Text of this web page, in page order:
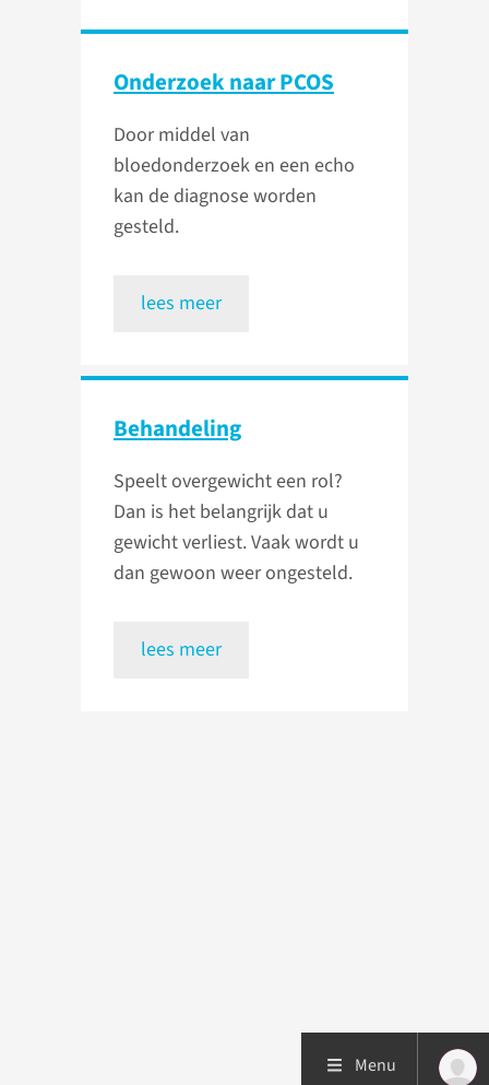
Onderzoek naar PCOS
Door middel van
bloedonderzoek en een echo
kan de diagnose worden
gesteld.
lees meer
Behandeling
Speelt overgewicht een rol?
Dan is het belangrijk dat u
gewicht verliest. Vaak wordt u
dan gewoon weer ongesteld.
lees meer
Menu